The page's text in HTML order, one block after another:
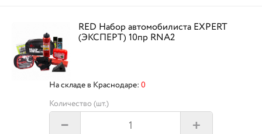
RED Набор автомобилиста EXPERT
(ЭКСПЕРТ) 10пр RNA2
На складе в Краснодаре: 0
Количество (шт.)
– +